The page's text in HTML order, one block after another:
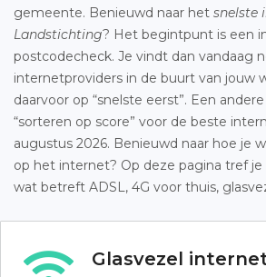
gemeente. Benieuwd naar het snelste
Landstichting? Het begintpunt is een
postcodecheck. Je vindt dan vandaag
internetproviders in de buurt van jouw
daarvoor op “snelste eerst”. Een
“sorteren op score” voor de beste
augustus 2026. Benieuwd naar hoe je
op het internet? Op deze pagina tref je
wat betreft ADSL, 4G voor thuis,
Glasvezel